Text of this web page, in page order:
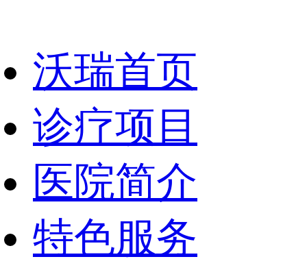
沃瑞首页
诊疗项目
医院简介
特色服务